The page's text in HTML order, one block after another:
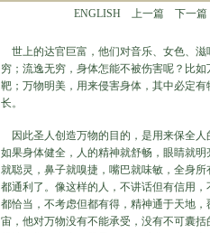
ENGLISH 上一篇 下一篇
世上的达官巨富，他们对音乐、女色、
穷；流逸无穷，身体怎能不被伤害呢？比
靶；万物明美，用来侵害身体，其中必定
长。
因此圣人创造万物的目的，是用来保全人
如果身体健全，人的精神就舒畅，眼睛就明
就聪灵，鼻子就嗅捷，嘴巴就味敏，全身所
都通利了。像这样的人，不讲话但有信用，
都恰当，不考虑但都有得，精神通于天地，
宙，他对万物没有不能承受，没有不可囊括